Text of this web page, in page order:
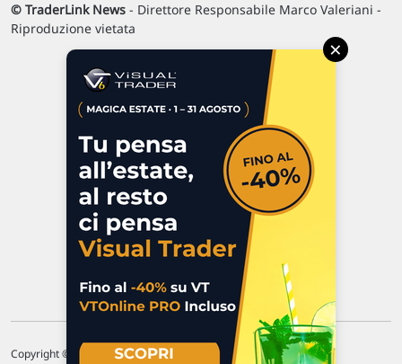
© TraderLink News - Direttore Responsabile Marco Valeriani -
Riproduzione vietata
47923 Rimini
P.IVA 02 452 460 401
Chi siamo
Commenti e segnalazioni
Contattaci
Copyright © 1996-2026 Traderlink Italia s.r.l.
×